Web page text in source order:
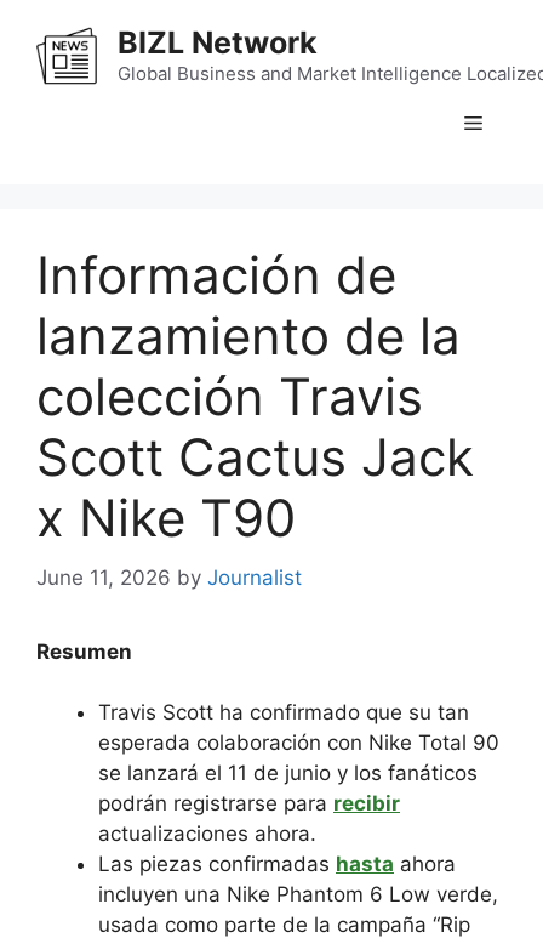
content
BIZL Network
Global Business and Market Intelligence
Menu
Información de
lanzamiento de la
colección Travis
Scott Cactus Jack
x Nike T90
June 11, 2026 by Journalist
Resumen
Travis Scott ha confirmado que su tan
esperada colaboración con Nike Total 90
se lanzará el 11 de junio y los fanáticos
podrán registrarse para recibir
actualizaciones ahora.
Las piezas confirmadas hasta ahora
incluyen una Nike Phantom 6 Low verde,
usada como parte de la campaña “Rip